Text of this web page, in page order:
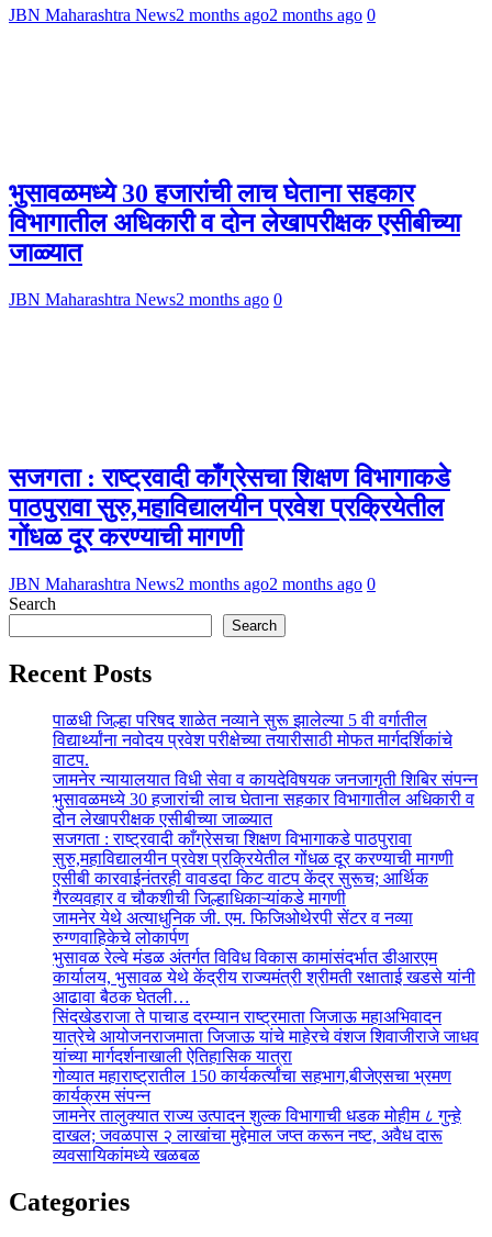
JBN Maharashtra News2 months ago2 months ago 0
भुसावळमध्ये 30 हजारांची लाच घेताना सहकार
विभागातील अधिकारी व दोन लेखापरीक्षक एसीबीच्या
जाळ्यात
JBN Maharashtra News2 months ago 0
सजगता : राष्ट्रवादी काँग्रेसचा शिक्षण विभागाकडे
पाठपुरावा सुरु,महाविद्यालयीन प्रवेश प्रक्रियेतील
गोंधळ दूर करण्याची मागणी
JBN Maharashtra News2 months ago2 months ago 0
Search
Search
Recent Posts
पाळधी जिल्हा परिषद शाळेत नव्याने सुरू झालेल्या 5 वी वर्गातील
विद्यार्थ्यांना नवोदय प्रवेश परीक्षेच्या तयारीसाठी मोफत मार्गदर्शिकांचे
वाटप.
जामनेर न्यायालयात विधी सेवा व कायदेविषयक जनजागृती शिबिर संपन्न
भुसावळमध्ये 30 हजारांची लाच घेताना सहकार विभागातील अधिकारी व
दोन लेखापरीक्षक एसीबीच्या जाळ्यात
सजगता : राष्ट्रवादी काँग्रेसचा शिक्षण विभागाकडे पाठपुरावा
सुरु,महाविद्यालयीन प्रवेश प्रक्रियेतील गोंधळ दूर करण्याची मागणी
एसीबी कारवाईनंतरही वावडदा किट वाटप केंद्र सुरूच; आर्थिक
गैरव्यवहार व चौकशीची जिल्हाधिकाऱ्यांकडे मागणी
जामनेर येथे अत्याधुनिक जी. एम. फिजिओथेरपी सेंटर व नव्या
रुग्णवाहिकेचे लोकार्पण
भुसावळ रेल्वे मंडळ अंतर्गत विविध विकास कामांसंदर्भात डीआरएम
कार्यालय, भुसावळ येथे केंद्रीय राज्यमंत्री श्रीमती रक्षाताई खडसे यांनी
आढावा बैठक घेतली…
सिंदखेडराजा ते पाचाड दरम्यान राष्ट्रमाता जिजाऊ महाअभिवादन
यात्रेचे आयोजनराजमाता जिजाऊ यांचे माहेरचे वंशज शिवाजीराजे जाधव
यांच्या मार्गदर्शनाखाली ऐतिहासिक यात्रा
गोव्यात महाराष्ट्रातील 150 कार्यकर्त्यांचा सहभाग,बीजेएसचा भ्रमण
कार्यक्रम संपन्न
जामनेर तालुक्यात राज्य उत्पादन शुल्क विभागाची धडक मोहीम ८ गुन्हे
दाखल; जवळपास २ लाखांचा मुद्देमाल जप्त करून नष्ट, अवैध दारू
व्यवसायिकांमध्ये खळबळ
Categories